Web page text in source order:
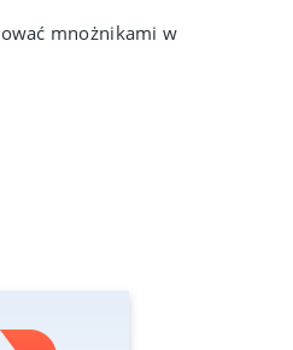
mnożnikami w